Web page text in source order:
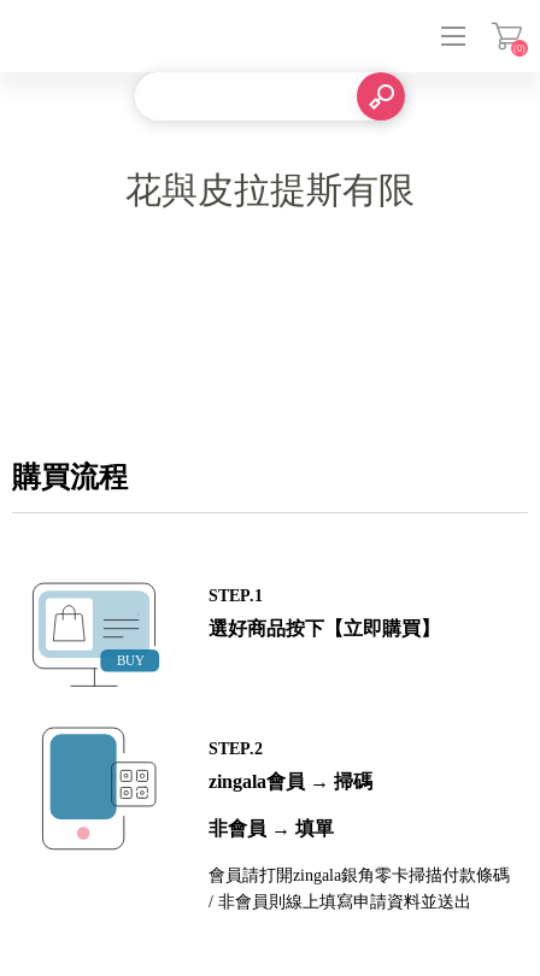
(0)
花與皮拉提斯有限
購買流程
STEP.1
選好商品按下【立即購買】
STEP.2
zingala會員 → 掃碼
非會員 → 填單
會員請打開zingala銀角零卡掃描付款條碼
/ 非會員則線上填寫申請資料並送出